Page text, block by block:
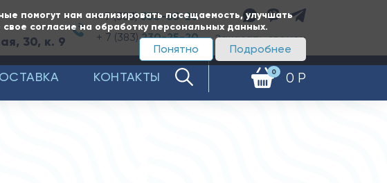
помогут нам анализировать посещаемость, улучшать
согласие на обработку персональных данных.
Подробнее
Понятно
30, к. 9
+ 7 (383)350-65-20
+ 7 (383)230-25-20 Заказать звонок
0 0 Р
КОНТАКТЫ